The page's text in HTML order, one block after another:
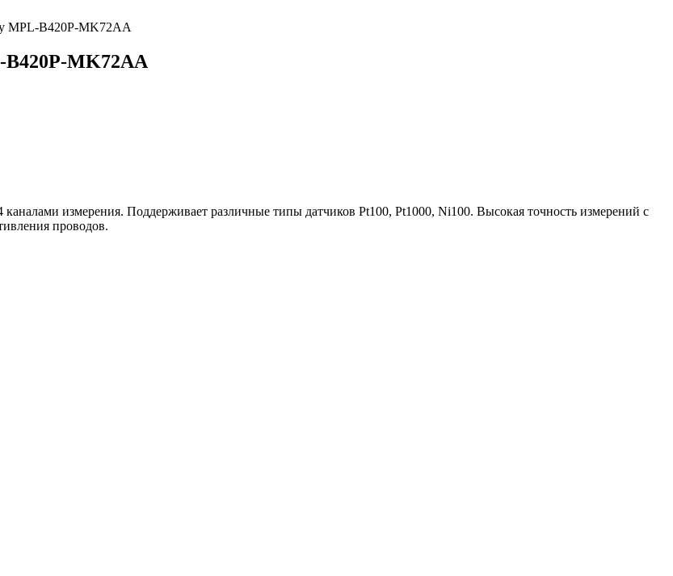
MPL-B420P-MK72AA
MK72AA
измерения. Поддерживает различные типы датчиков Pt100, Pt1000, Ni100. Высокая точность измерений с
проводов.